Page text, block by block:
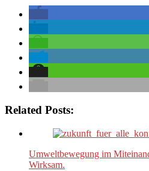
Related Posts:
Umweltbewegung im
Wirksam.